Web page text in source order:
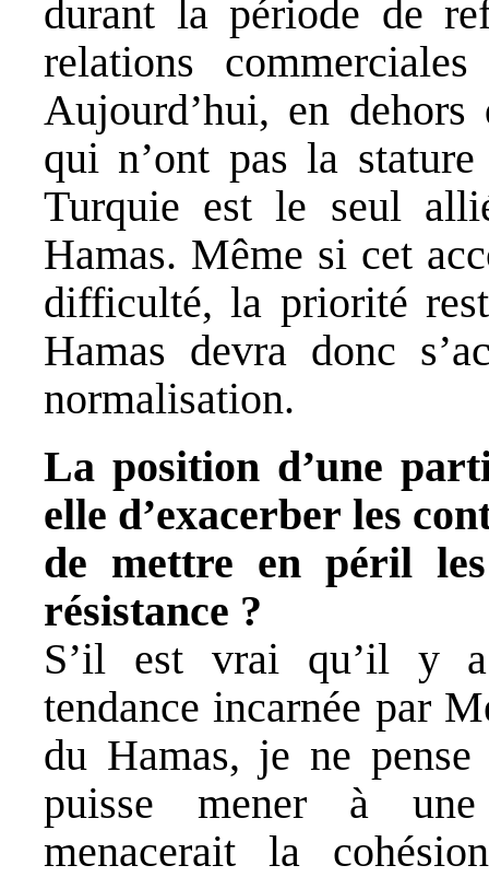
durant la période de
relations
Aujourd’hui, en
qui n’ont pas la
Turquie est le seul
Hamas. Même si cet
difficulté, la priorité
Hamas devra donc
normalisation.
La position d’une
elle d’exacerber les
de mettre en péril
résistance ?
S’il est vrai qu’il y
tendance incarnée par
du Hamas, je ne
puisse mener à
menacerait la